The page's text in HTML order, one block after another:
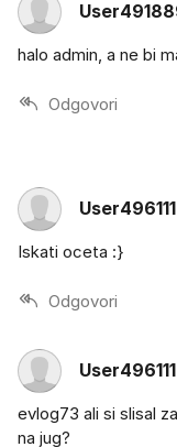
halo admin, a ne bi
Odgovori
User496111
Iskati oceta :}
Odgovori
User496111
evlog73 ali si slisal
na jug?